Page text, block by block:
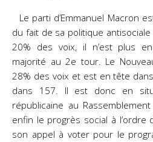
Le parti d’Emmanuel Macron
du fait de sa politique
20% des voix, il n’est plus
majorité au 2e tour. Le
28% des voix et est en tête
dans 157. Il est donc en
républicaine au
enfin le progrès social à l’ordre
son appel à voter pour le